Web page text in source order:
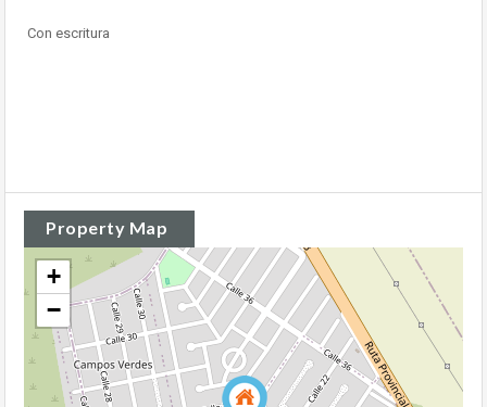
Con escritura
Property Map
+
−